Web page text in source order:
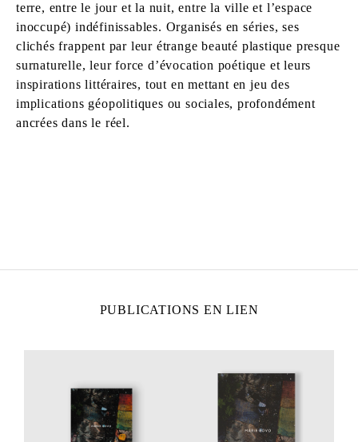
terre, entre le jour et la nuit, entre la ville et l’espace
inoccupé) indéfinissables. Organisés en séries, ses
clichés frappent par leur étrange beauté plastique presque
surnaturelle, leur force d’évocation poétique et leurs
inspirations littéraires, tout en mettant en jeu des
implications géopolitiques ou sociales, profondément
ancrées dans le réel.
PUBLICATIONS EN LIEN